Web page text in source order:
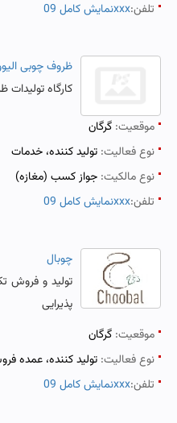
تلفن:نمایش کامل 09xxx
ظروف چوبی
کارگاه
موقعیت: گرگان
نوع فعالیت: تولید کننده، خدمات
نوع مالکیت: جواز کسب (مغازه)
تلفن:نمایش کامل 09xxx
چوبال
تولید و
پذیرایی
موقعیت: گرگان
نوع فعالیت: تولید کننده، عمده
تلفن:نمایش کامل 09xxx